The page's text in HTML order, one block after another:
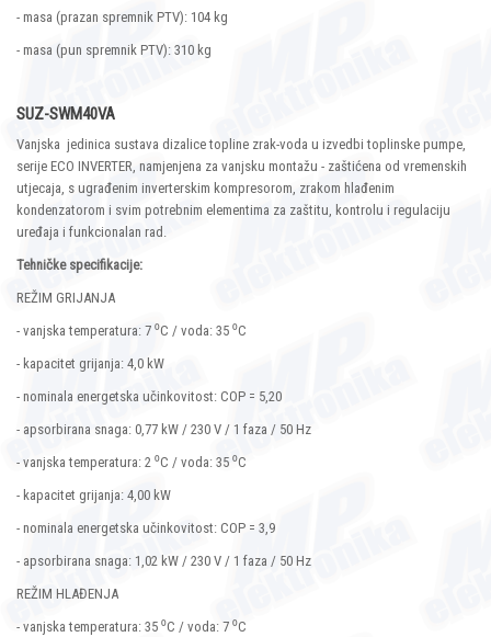
- masa (prazan spremnik PTV): 104 kg
- masa (pun spremnik PTV): 310 kg
SUZ-SWM40VA
Vanjska jedinica sustava dizalice topline zrak-voda u izvedbi toplinske pumpe,
serije ECO INVERTER, namjenjena za vanjsku montažu - zaštićena od vremenskih
utjecaja, s ugrađenim inverterskim kompresorom, zrakom hlađenim
kondenzatorom i svim potrebnim elementima za zaštitu, kontrolu i regulaciju
uređaja i funkcionalan rad.
Tehničke specifikacije:
REŽIM GRIJANJA
- vanjska temperatura: 7 ⁰C / voda: 35 ⁰C
- kapacitet grijanja: 4,0 kW
- nominala energetska učinkovitost: COP = 5,20
- apsorbirana snaga: 0,77 kW / 230 V / 1 faza / 50 Hz
- vanjska temperatura: 2 ⁰C / voda: 35 ⁰C
- kapacitet grijanja: 4,00 kW
- nominala energetska učinkovitost: COP = 3,9
- apsorbirana snaga: 1,02 kW / 230 V / 1 faza / 50 Hz
REŽIM HLAĐENJA
- vanjska temperatura: 35 ⁰C / voda: 7 ⁰C